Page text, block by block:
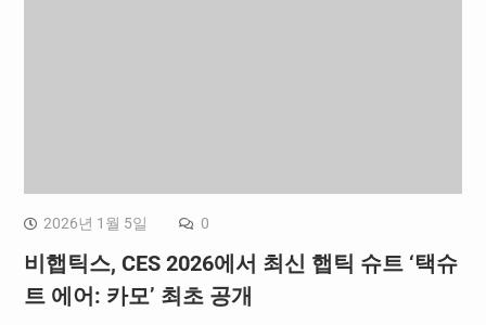
2026년 1월 5일 0
비햅틱스, CES 2026에서 최신 햅틱 슈트 ‘택슈
트 에어: 카모’ 최초 공개